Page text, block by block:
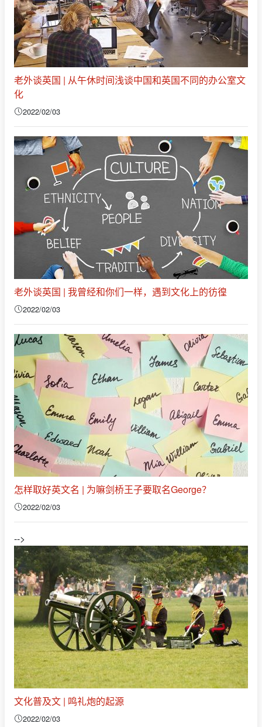
老外谈英国 | 从午休时间浅谈中国和英国不同的办公室文
化
2022/02/03
老外谈英国 | 我曾经和你们一样，遇到文化上的彷徨
2022/02/03
怎样取好英文名 | 为嘛剑桥王子要取名George？
2022/02/03
-->
文化普及文 | 鸣礼炮的起源
2022/02/03